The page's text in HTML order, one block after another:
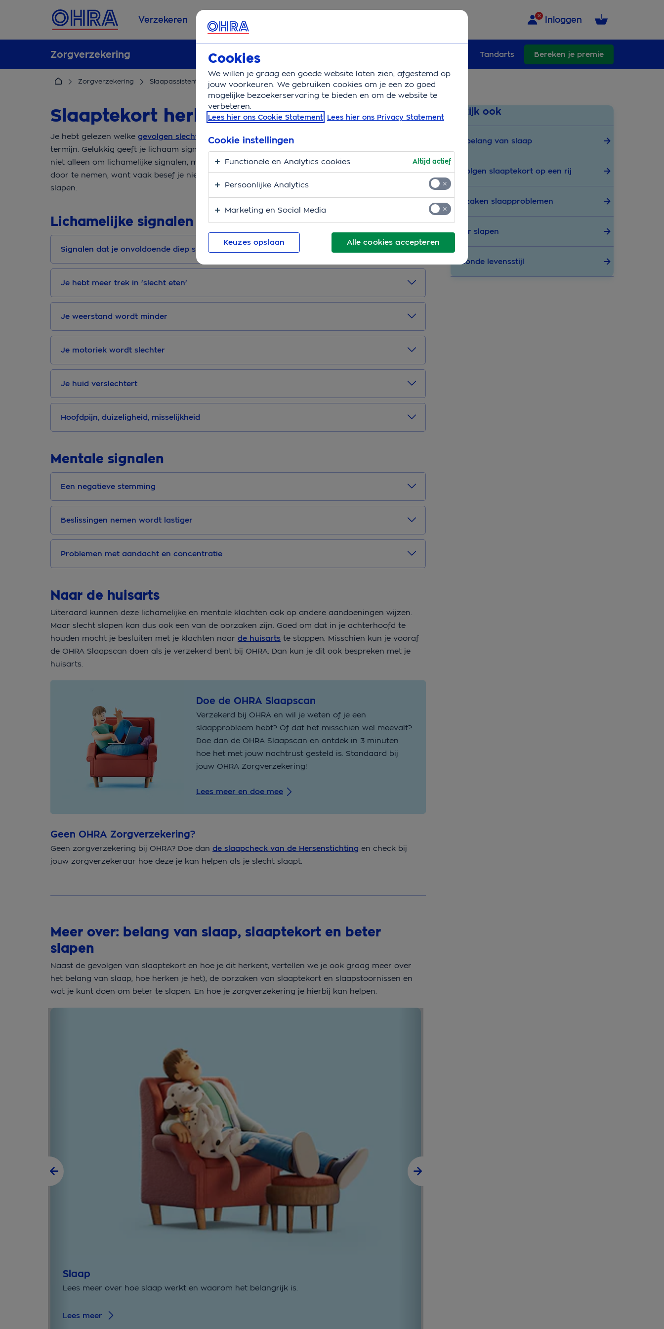
Verzekeren Service & Contact Inloggen
Zorgverzekering Tandarts Bereken je premie
Zorgverzekering Slaapassistent Slaaptekort herkennen
Slaaptekort herkennen
Je hebt gelezen welke gevolgen slecht slapenkan hebben. Zowel op de korte als de langere
termijn. Gelukkig geeft je lichaam signalen als je een verstoord slaappatroon hebt. Het gaat dan
niet alleen om lichamelijke signalen, maar zeker ook om mentale signalen. Goed om ze eens
door te nemen, want vaak besef je niet dat deze signalen het gevolg kunnen zijn van slecht
slapen.
Lichamelijke signalen
Signalen dat je onvoldoende diep slaapt
Je hebt meer trek in 'slecht eten'
Je weerstand wordt minder
Je motoriek wordt slechter
Je huid verslechtert
Hoofdpijn, duizeligheid, misselijkheid
Mentale signalen
Een negatieve stemming
Beslissingen nemen wordt lastiger
Problemen met aandacht en concentratie
Naar de huisarts
Uiteraard kunnen deze lichamelijke en mentale klachten ook op andere aandoeningen wijzen.
Maar slecht slapen kan dus ook een van de oorzaken zijn. Goed om dat in je achterhoofd te
houden mocht je besluiten met je klachten naar de huisarts te stappen. Misschien kun je vooraf
de OHRA Slaapscan doen als je verzekerd bent bij OHRA. Dan kun je dit ook bespreken met je
huisarts.
Doe de OHRA Slaapscan
Verzekerd bij OHRA en wil je weten of je een
slaapprobleem hebt? Of dat het misschien wel meevalt?
Doe dan de OHRA Slaapscan en ontdek in 3 minuten
hoe het met jouw nachtrust gesteld is. Standaard bij
jouw OHRA Zorgverzekering!
Lees meer en doe mee
Geen OHRA Zorgverzekering?
Geen zorgverzekering bij OHRA? Doe dan de slaapcheck van de Hersenstichting en check bij
jouw zorgverzekeraar hoe deze je kan helpen als je slecht slaapt.
Meer over: belang van slaap, slaaptekort en beter
slapen
Naast de gevolgen van slaaptekort en hoe je dit herkent, vertellen we je ook graag meer over
het belang van slaap, hoe herken je het), de oorzaken van slaaptekort en slaapstoornissen en
wat je kunt doen om beter te slapen. En hoe je zorgverzekering je hierbij kan helpen.
Slaap
Lees meer over hoe slaap werkt en waarom het belangrijk is.
Lees meer
Bekijk ook
Het belang van slaap
Gevolgen slaaptekort op een rij
Oorzaken slaapproblemen
Beter slapen
Gezonde levensstijl
Cookies
We willen je graag een goede website laten zien, afgestemd op
jouw voorkeuren. We gebruiken cookies om je een zo goed
mogelijke bezoekerservaring te bieden en om de website te
verbeteren.
Lees hier ons Cookie Statement Lees hier ons Privacy Statement
Alle cookies accepteren
Cookie instellingen
Functionele en Analytics cookies Altijd actief
Persoonlijke Analytics
Marketing en Social Media
Keuzes opslaan